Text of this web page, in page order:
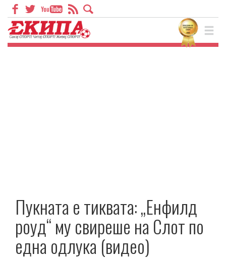
Пукната е тиквата: „Енфилд
роуд“ му свиреше на Слот по
една одлука (видео)